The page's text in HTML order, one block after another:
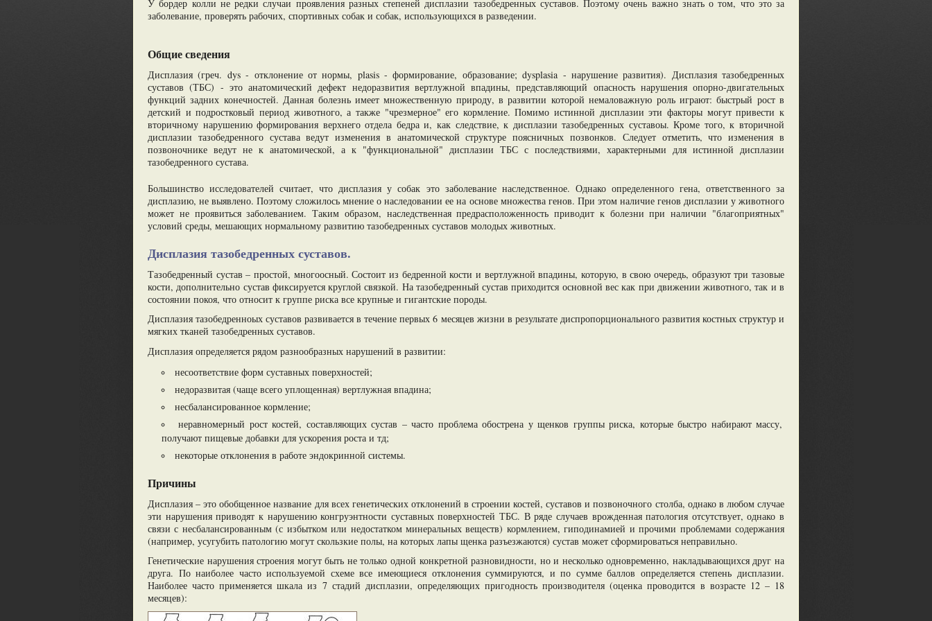
У бордер колли не редки случаи проявления разных степеней дисплазии тазобедренных суставов. Поэтому очень важно знать о том, что это за
заболевание, проверять рабочих, спортивных собак и собак, использующихся в разведении.
Общие сведения
Дисплазия (греч. dys - отклонение от нормы, plasis - формирование, образование; dysplasia - нарушение развития). Дисплазия тазобедренных
суставов (ТБС) - это анатомический дефект недоразвития вертлужной впадины, представляющий опасность нарушения опорно-двигательных
функций задних конечностей. Данная болезнь имеет множественную природу, в развитии которой немаловажную роль играют: быстрый рост в
детский и подростковый период животного, а также "чрезмерное" его кормление. Помимо истинной дисплазии эти факторы могут привести к
вторичному нарушению формирования верхнего отдела бедра и, как следствие, к дисплазии тазобедренных суставоы. Кроме того, к вторичной
дисплазии тазобедренного сустава ведут изменения в анатомической структуре поясничных позвонков. Следует отметить, что изменения в
позвоночнике ведут не к анатомической, а к "функциональной" дисплазии ТБС с последствиями, характерными для истинной дисплазии
тазобедренного сустава.
Большинство исследователей считает, что дисплазия у собак это заболевание наследственное. Однако определенного гена, ответственного за
дисплазию, не выявлено. Поэтому сложилось мнение о наследовании ее на основе множества генов. При этом наличие генов дисплазии у животного
может не проявиться заболеванием. Таким образом, наследственная предрасположенность приводит к болезни при наличии "благоприятных"
условий среды, мешающих нормальному развитию тазобедренных суставов молодых животных.
Дисплазия тазобедренных суставов.
Тазобедренный сустав – простой, многоосный. Состоит из бедренной кости и вертлужной впадины, которую, в свою очередь, образуют три тазовые
кости, дополнительно сустав фиксируется круглой связкой. На тазобедренный сустав приходится основной вес как при движении животного, так и в
состоянии покоя, что относит к группе риска все крупные и гигантские породы.
Дисплазия тазобедренноых суставов развивается в течение первых 6 месяцев жизни в результате диспропорционального развития костных структур и
мягких тканей тазобедренных суставов.
Дисплазия определяется рядом разнообразных нарушений в развитии:
несоответствие форм суставных поверхностей;
недоразвитая (чаще всего уплощенная) вертлужная впадина;
несбалансированное кормление;
неравномерный рост костей, составляющих сустав – часто проблема обострена у щенков группы риска, которые быстро набирают массу,
получают пищевые добавки для ускорения роста и тд;
некоторые отклонения в работе эндокринной системы.
Причины
Дисплазия – это обобщенное название для всех генетических отклонений в строении костей, суставов и позвоночного столба, однако в любом случае
эти нарушения приводят к нарушению конгруэнтности суставных поверхностей ТБС. В ряде случаев врожденная патология отсутствует, однако в
связи с несбалансированным (с избытком или недостатком минеральных веществ) кормлением, гиподинамией и прочими проблемами содержания
(например, усугубить патологию могут скользкие полы, на которых лапы щенка разъезжаются) сустав может сформироваться неправильно.
Генетические нарушения строения могут быть не только одной конкретной разновидности, но и несколько одновременно, накладывающихся друг на
друга. По наиболее часто используемой схеме все имеющиеся отклонения суммируются, и по сумме баллов определяется степень дисплазии.
Наиболее часто применяется шкала из 7 стадий дисплазии, определяющих пригодность производителя (оценка проводится в возрасте 12 – 18
месяцев):